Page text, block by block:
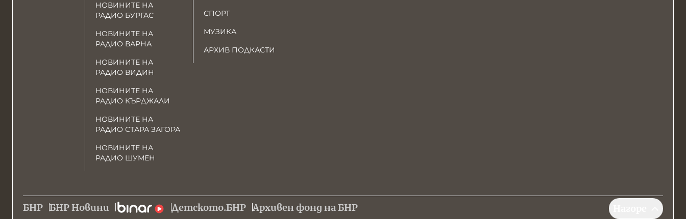
НОВИНИТЕ НА
РАДИО БУРГАС
НОВИНИТЕ НА
РАДИО ВАРНА
НОВИНИТЕ НА
РАДИО ВИДИН
НОВИНИТЕ НА
РАДИО КЪРДЖАЛИ
НОВИНИТЕ НА
РАДИО СТАРА ЗАГОРА
НОВИНИТЕ НА
РАДИО ШУМЕН
СПОРТ
МУЗИКА
АРХИВ ПОДКАСТИ
БНР БНР Новини Детското.БНР Архивен фонд на БНР